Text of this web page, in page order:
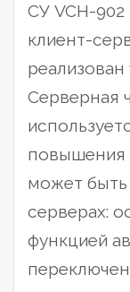
СУ VCH-902
клиент-
Серверная
повышения
может быть
серверах:
функцией